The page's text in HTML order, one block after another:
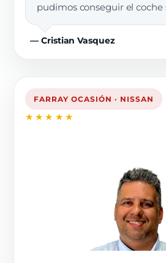
pudimos conseguir el coche
— Cristian Vasquez
FARRAY OCASIÓN · NISSAN
★★★★★